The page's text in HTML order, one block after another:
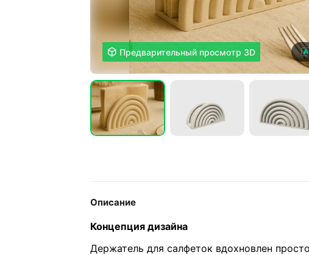
 Предварительный просмотр 3D
Описание
Концепция дизайна
Держатель для салфеток вдохновлен